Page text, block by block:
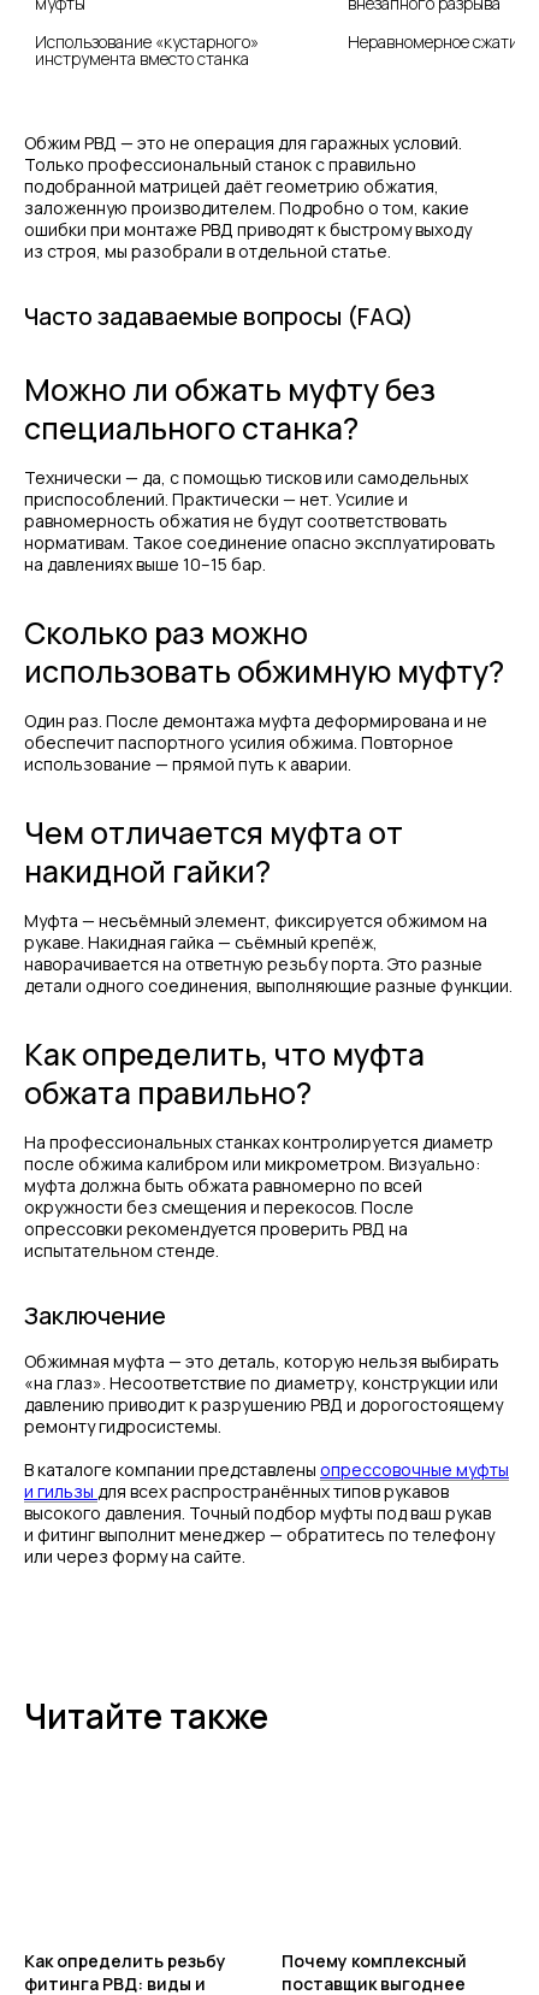
Использование «кустарного»
инструмента вместо станка
Неравномерное сжатие,
Обжим РВД — это не операция для гаражных условий.
Только профессиональный станок с правильно
подобранной матрицей даёт геометрию обжатия,
заложенную производителем. Подробно о том, какие
ошибки при монтаже РВД приводят к быстрому выходу
из строя, мы разобрали в отдельной статье.
Часто задаваемые вопросы (FAQ)
Можно ли обжать муфту без
специального станка?
Технически — да, с помощью тисков или самодельных
приспособлений. Практически — нет. Усилие и
равномерность обжатия не будут соответствовать
нормативам. Такое соединение опасно эксплуатировать
на давлениях выше 10–15 бар.
Сколько раз можно
использовать обжимную муфту?
Один раз. После демонтажа муфта деформирована и не
обеспечит паспортного усилия обжима. Повторное
использование — прямой путь к аварии.
Чем отличается муфта от
накидной гайки?
Муфта — несъёмный элемент, фиксируется обжимом на
рукаве. Накидная гайка — съёмный крепёж,
наворачивается на ответную резьбу порта. Это разные
детали одного соединения, выполняющие разные функции.
Как определить, что муфта
обжата правильно?
На профессиональных станках контролируется диаметр
после обжима калибром или микрометром. Визуально:
муфта должна быть обжата равномерно по всей
окружности без смещения и перекосов. После
опрессовки рекомендуется проверить РВД на
испытательном стенде.
Заключение
Обжимная муфта — это деталь, которую нельзя выбирать
«на глаз». Несоответствие по диаметру, конструкции или
давлению приводит к разрушению РВД и дорогостоящему
ремонту гидросистемы.
В каталоге компании представлены опрессовочные муфты
и гильзы для всех распространённых типов рукавов
высокого давления. Точный подбор муфты под ваш рукав
и фитинг выполнит менеджер — обратитесь по телефону
или через форму на сайте.
Читайте также
Как определить резьбу
фитинга РВД: виды и
Почему комплексный
поставщик выгоднее
МЕНЮ
Компания
ЧАСЫ РАБОТЫ
МЕДИА
Пн - Пт, с 09:00 до 18:00
Отзывы
Контакты
+7(812)331-45-82
info@evrasiaes.ru
ОБРАТНАЯ СВЯЗЬ